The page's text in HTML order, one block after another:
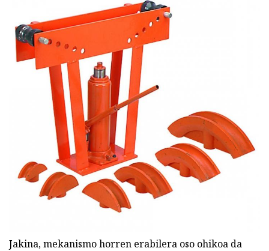
Jakina, mekanismo horren erabilera oso ohikoa da